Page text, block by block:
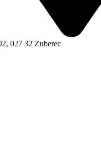
027 32 Zuberec